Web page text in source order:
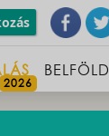
BELFÖLD